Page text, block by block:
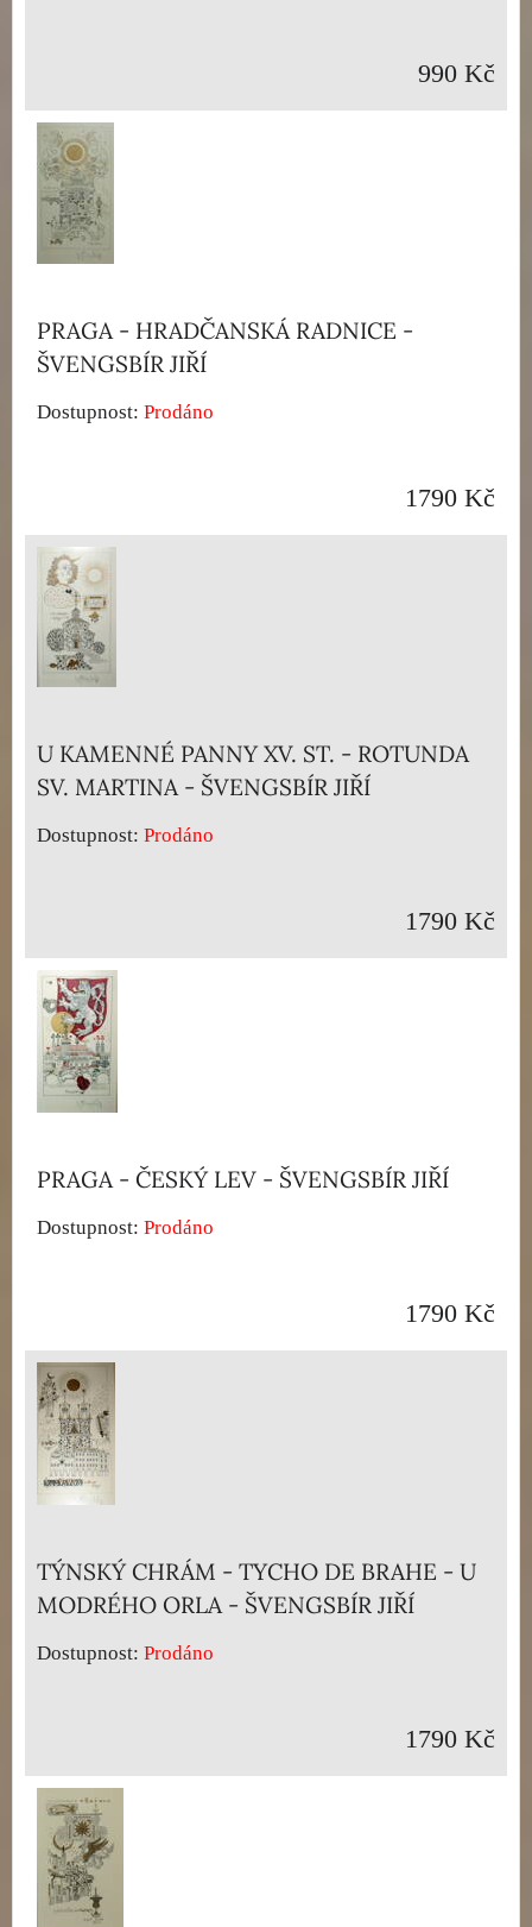
990 Kč
PRAGA - HRADČANSKÁ RADNICE -
ŠVENGSBÍR JIŘÍ
Dostupnost: Prodáno
1790 Kč
U KAMENNÉ PANNY XV. ST. - ROTUNDA
SV. MARTINA - ŠVENGSBÍR JIŘÍ
Dostupnost: Prodáno
1790 Kč
PRAGA - ČESKÝ LEV - ŠVENGSBÍR JIŘÍ
Dostupnost: Prodáno
1790 Kč
TÝNSKÝ CHRÁM - TYCHO DE BRAHE - U
MODRÉHO ORLA - ŠVENGSBÍR JIŘÍ
Dostupnost: Prodáno
1790 Kč